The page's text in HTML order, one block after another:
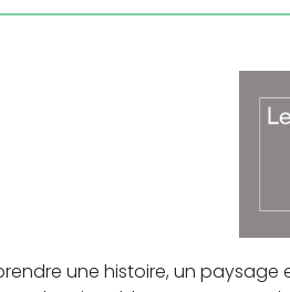
une histoire, un paysage